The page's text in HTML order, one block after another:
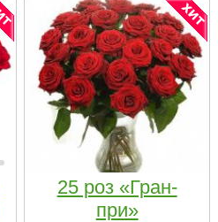
25 роз «Гран-
при»